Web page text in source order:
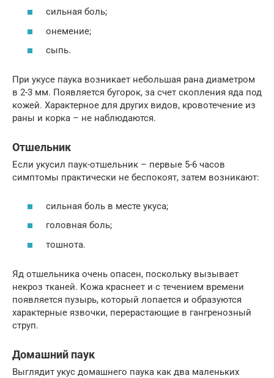
сильная боль;
онемение;
сыпь.
При укусе паука возникает небольшая рана диаметром
в 2-3 мм. Появляется бугорок, за счет скопления яда под
кожей. Характерное для других видов, кровотечение из
раны и корка – не наблюдаются.
Отшельник
Если укусил паук-отшельник – первые 5-6 часов
симптомы практически не беспокоят, затем возникают:
сильная боль в месте укуса;
головная боль;
тошнота.
Яд отшельника очень опасен, поскольку вызывает
некроз тканей. Кожа краснеет и с течением времени
появляется пузырь, который лопается и образуются
характерные язвочки, перерастающие в гангренозный
струп.
Домашний паук
Выглядит укус домашнего паука как два маленьких